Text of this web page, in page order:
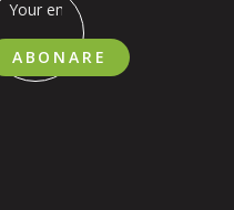
ABONARE